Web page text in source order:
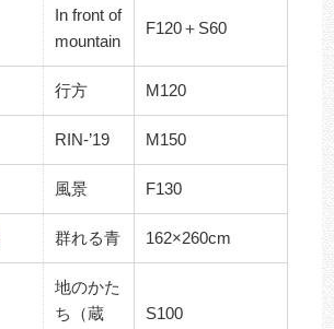
In front of
mountain
F120＋S60
行方 M120
RIN-’19 M150
風景 F130
群れる青 162×260cm
地のかた
ち（蔵
S100